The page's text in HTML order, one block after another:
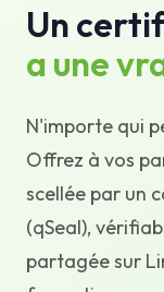
Un
a une
N'importe qui
Offrez à vos
scellée par un
(qSeal),
partagée sur